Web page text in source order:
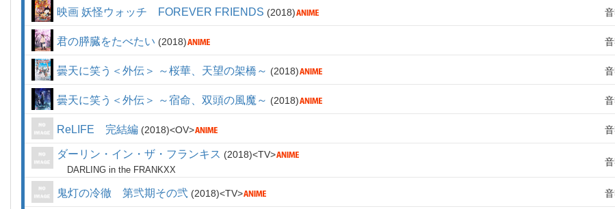
映画 妖怪ウォッチ FOREVER FRIENDS 2018
君の膵臓をたべたい 2018
曇天に笑う＜外伝＞ ～桜華、天望の架橋～ 2018
曇天に笑う＜外伝＞ ～宿命、双頭の風魔～ 2018
ReLIFE 完結編 2018 OV
ダーリン・イン・ザ・フランキス 2018 TV
DARLING in the FRANKXX
鬼灯の冷徹 第弐期その弐 2018 TV